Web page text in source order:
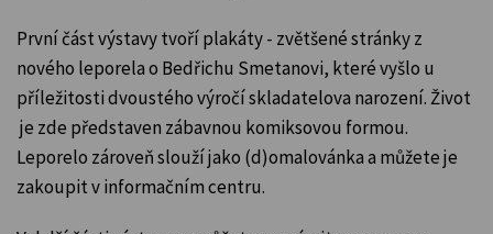
První část výstavy tvoří plakáty - zvětšené stránky z
nového leporela o Bedřichu Smetanovi, které vyšlo u
příležitosti dvoustého výročí skladatelova narození. Život
je zde představen zábavnou komiksovou formou.
Leporelo zároveň slouží jako (d)omalovánka a můžete je
zakoupit v informačním centru.